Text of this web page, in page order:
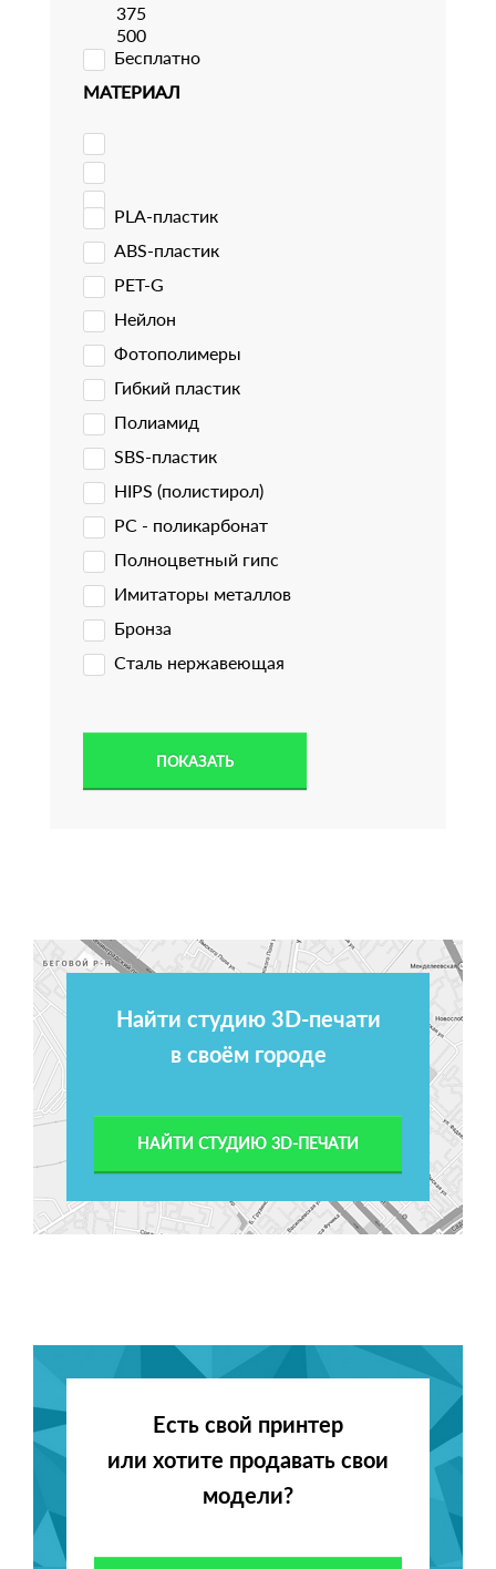
375
500
Бесплатно
МАТЕРИАЛ
PLA-пластик
ABS-пластик
PET-G
Нейлон
Фотополимеры
Гибкий пластик
Полиамид
SBS-пластик
HIPS (полистирол)
PC - поликарбонат
Полноцветный гипс
Имитаторы металлов
Бронза
Сталь нержавеющая
Найти студию 3D-печати
в своём городе
НАЙТИ СТУДИЮ 3D-ПЕЧАТИ
Есть свой принтер
или хотите продавать свои
модели?